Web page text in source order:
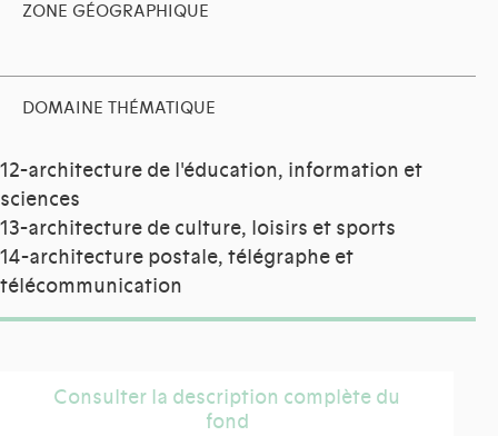
ZONE GÉOGRAPHIQUE
DOMAINE THÉMATIQUE
12-architecture de l'éducation, information et
sciences
13-architecture de culture, loisirs et sports
14-architecture postale, télégraphe et
télécommunication
Consulter la description complète du
fond